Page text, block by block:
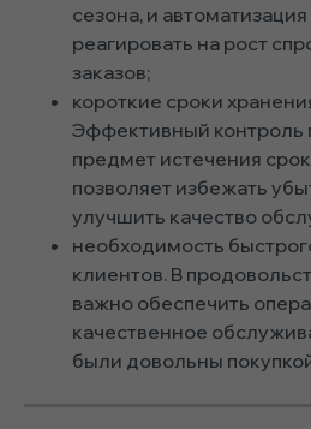
сезона, и
реагировать на рост
заказов;
короткие сроки
Эффективный контроль
предмет истечения
позволяет избежать
улучшить качество
необходимость
клиентов. В
важно обеспечить
качественное
были довольны